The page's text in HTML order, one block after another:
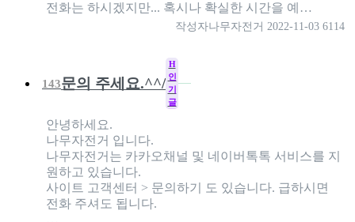
전화는 하시겠지만... 혹시나 확실한 시간을 예…
작성자나무자전거 2022-11-03 6114
143문의 주세요.^^/
H
인
기
글
안녕하세요.
나무자전거 입니다.
나무자전거는 카카오채널 및 네이버톡톡 서비스를 지
원하고 있습니다.
사이트 고객센터 > 문의하기 도 있습니다. 급하시면
전화 주셔도 됩니다.
…